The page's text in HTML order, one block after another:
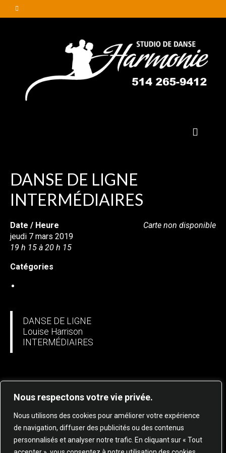
Nous respectons votre vie privée.
Nous utilisons des cookies pour améliorer votre expérience
de navigation, diffuser des publicités ou des contenus
personnalisés et analyser notre trafic. En cliquant sur « Tout
DANSE DE LIGNE
INTERMÉDIAIRES
Carte non disponible
Date / Heure
jeudi 7 mars 2019
19 h 15 à 20 h 15
Catégories
DANSE DE LIGNE
Louise Harrison
INTERMÉDIAIRES
© 2025 STUDIO DE DANSE HARMONIE TOUS